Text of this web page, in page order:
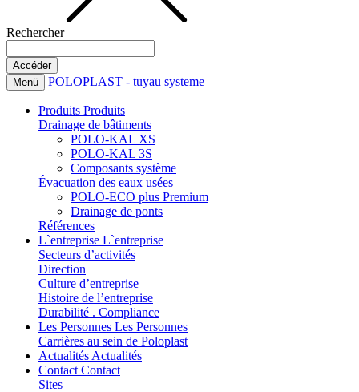
Rechercher
Menü POLOPLAST - tuyau systeme
Produits Produits
Drainage de bâtiments
POLO-KAL XS
POLO-KAL 3S
Composants système
Évacuation des eaux usées
POLO-ECO plus Premium
Drainage de ponts
Références
L`entreprise L`entreprise
Secteurs d’activités
Direction
Culture d’entreprise
Histoire de l’entreprise
Durabilité . Compliance
Les Personnes Les Personnes
Carrières au sein de Poloplast
Actualités Actualités
Contact Contact
Sites